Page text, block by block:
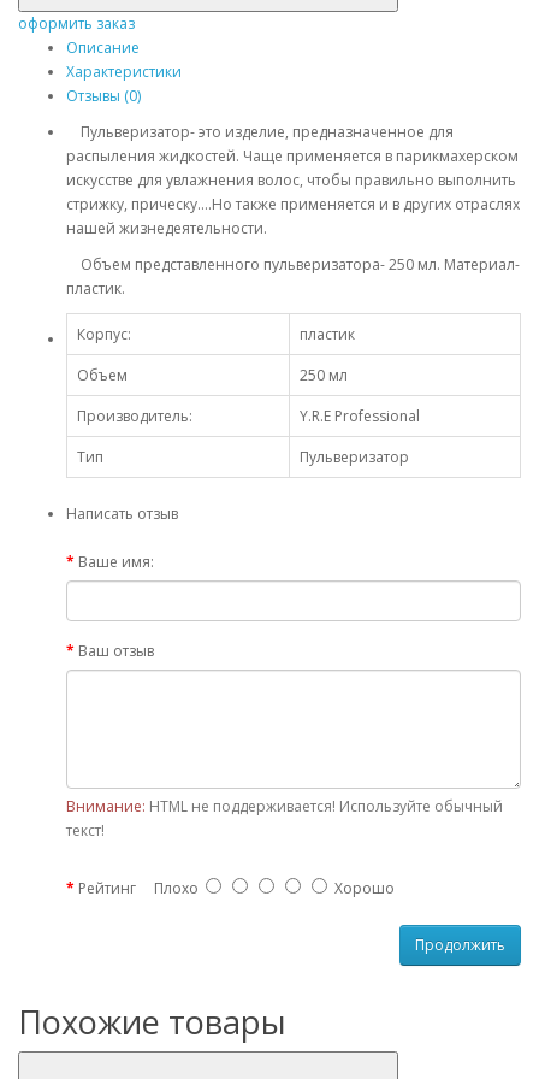
оформить заказ
Описание
Характеристики
Отзывы (0)
Пульверизатор- это изделие, предназначенное для
распыления жидкостей. Чаще применяется в парикмахерском
искусстве для увлажнения волос, чтобы правильно выполнить
стрижку, прическу….Но также применяется и в других отраслях
нашей жизнедеятельности.
Объем представленного пульверизатора- 250 мл. Материал-
пластик.
Корпус:
пластик
Объем
250 мл
Производитель:
Y.R.E Professional
Тип
Пульверизатор
Написать отзыв
Ваше имя:
Ваш отзыв
Внимание: HTML не поддерживается! Используйте обычный
текст!
Рейтинг Плохо Хорошо
Продолжить
Похожие товары